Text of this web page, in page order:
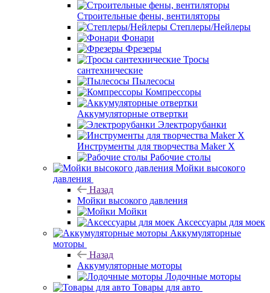
Строительные фены, вентиляторы
Степлеры/Нейлеры
Фонари
Фрезеры
Тросы
сантехнические
Пылесосы
Компрессоры
Аккумуляторные отвертки
Электрорубанки
Инструменты для творчества Maker X
Рабочие столы
Мойки высокого
давления
Назад
Мойки высокого давления
Мойки
Аксессуары для моек
Аккумуляторные
моторы
Назад
Аккумуляторные моторы
Лодочные моторы
Товары для авто